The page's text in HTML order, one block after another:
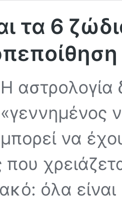
τα 6
Η αστρολογία
«γεννημένος
μπορεί να
που
όλα